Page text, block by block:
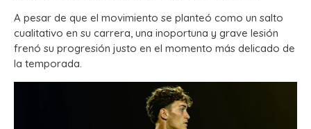
A pesar de que el movimiento se planteó como un salto
cualitativo en su carrera, una inoportuna y grave lesión
frenó su progresión justo en el momento más delicado de
la temporada.